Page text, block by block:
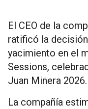
El CEO de la
ratificó la
yacimiento en el
Sessions,
Juan Minera 2026.
La compañía